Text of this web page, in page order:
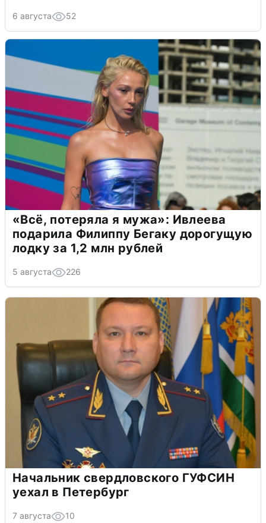
6 августа 52
«Всё, потеряла я мужа»: Ивлеева
подарила Филиппу Бегаку дорогущую
лодку за 1,2 млн рублей
5 августа 226
Начальник свердловского ГУФСИН
уехал в Петербург
7 августа 10